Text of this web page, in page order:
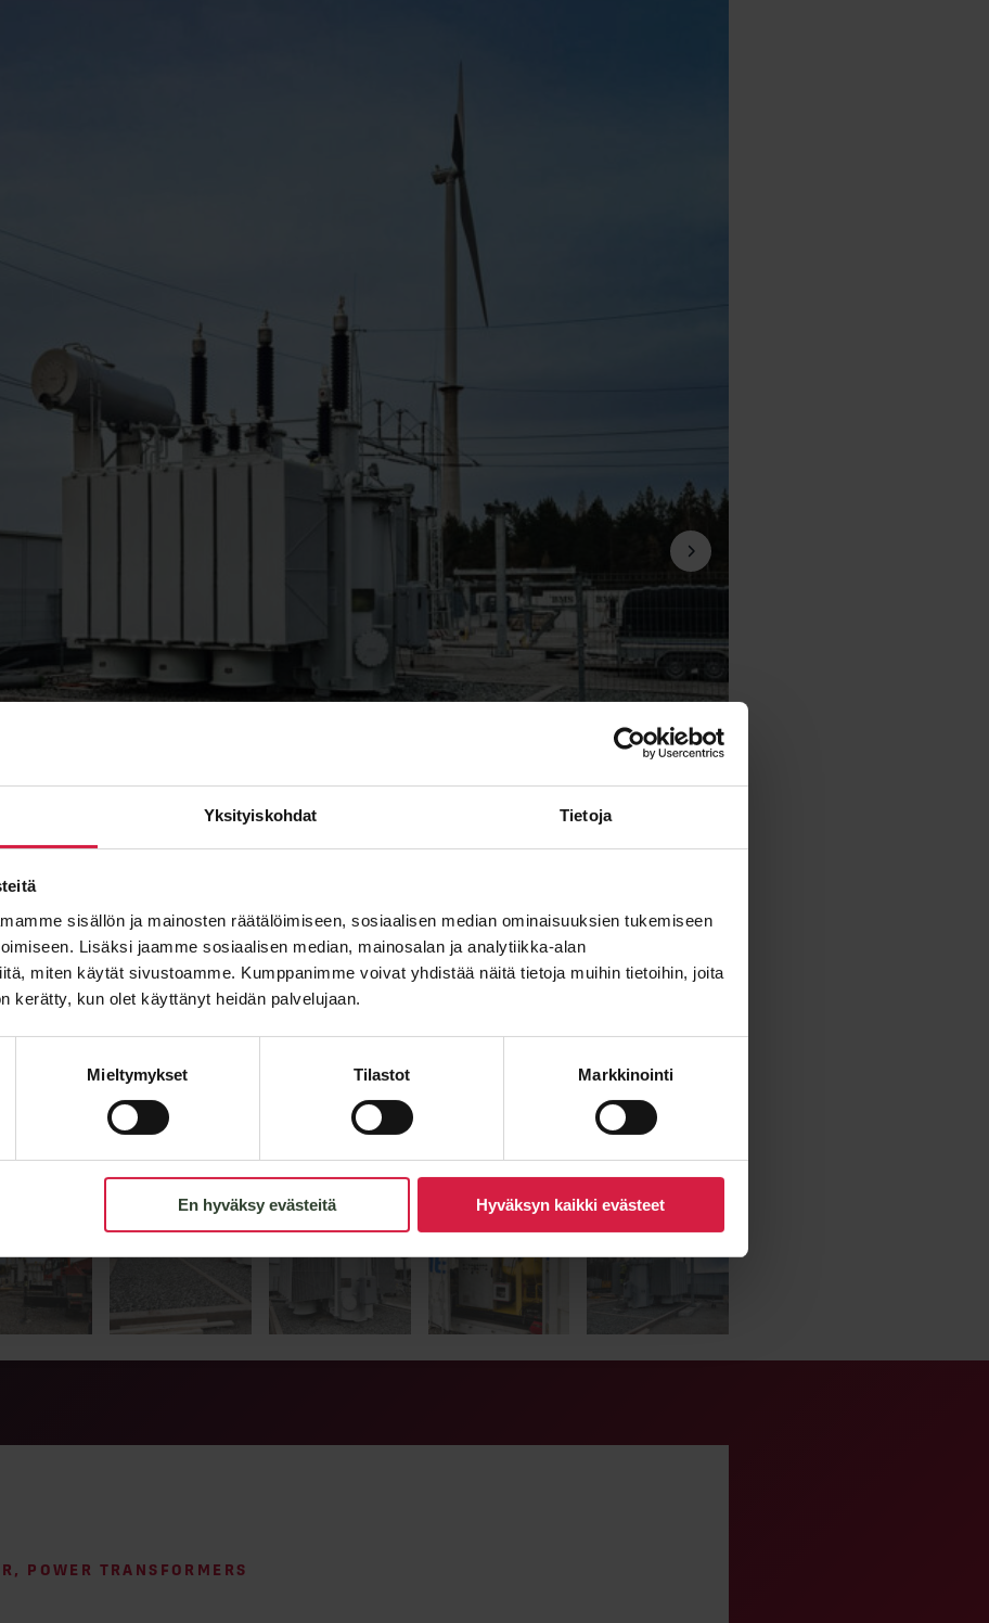
Yksityiskohdat Tietoja
sisällön ja mainosten räätälöimiseen, sosiaalisen median ominaisuuksien tukemiseen
Lisäksi jaamme sosiaalisen median, mainosalan ja analytiikka-alan
miten käytät sivustoamme. Kumppanimme voivat yhdistää näitä tietoja muihin tietoihin, joita
kerätty, kun olet käyttänyt heidän palvelujaan.
Mieltymykset Tilastot Markkinointi
En hyväksy evästeitä Hyväksyn kaikki evästeet
Next slide
POWER TRANSFORMERS